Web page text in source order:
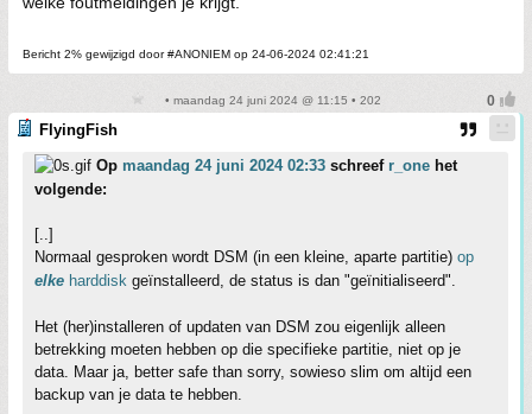
Bericht 2% gewijzigd door #ANONIEM op 24-06-2024 02:41:21
• maandag 24 juni 2024 @ 11:15 • 202
FlyingFish
Op maandag 24 juni 2024 02:33 schreef r_one het
volgende:
[..]
Normaal gesproken wordt DSM (in een kleine, aparte partitie) op
elke harddisk geïnstalleerd, de status is dan "geïnitialiseerd".
Het (her)installeren of updaten van DSM zou eigenlijk alleen
betrekking moeten hebben op die specifieke partitie, niet op je
data. Maar ja, better safe than sorry, sowieso slim om altijd een
backup van je data te hebben.